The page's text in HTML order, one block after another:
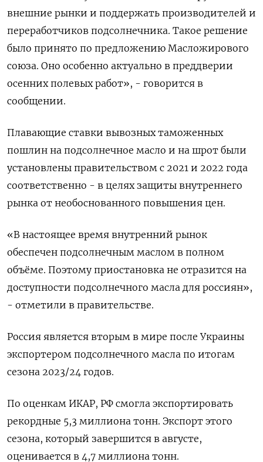
внешние рынки и поддержать производителей и
переработчиков подсолнечника. Такое решение
было принято по предложению Масложирового
союза. Оно особенно актуально в преддверии
осенних полевых работ», - говорится в
сообщении.
Плавающие ставки вывозных таможенных
пошлин на подсолнечное масло и на шрот были
установлены правительством с 2021 и 2022 года
соответственно - в целях защиты внутреннего
рынка от необоснованного повышения цен.
«В настоящее время внутренний рынок
обеспечен подсолнечным маслом в полном
объёме. Поэтому приостановка не отразится на
доступности подсолнечного масла для россиян»,
- отметили в правительстве.
Россия является вторым в мире после Украины
экспортером подсолнечного масла по итогам
сезона 2023/24 годов.
По оценкам ИКАР, РФ смогла экспортировать
рекордные 5,3 миллиона тонн. Экспорт этого
сезона, который завершится в августе,
оценивается в 4,7 миллиона тонн.